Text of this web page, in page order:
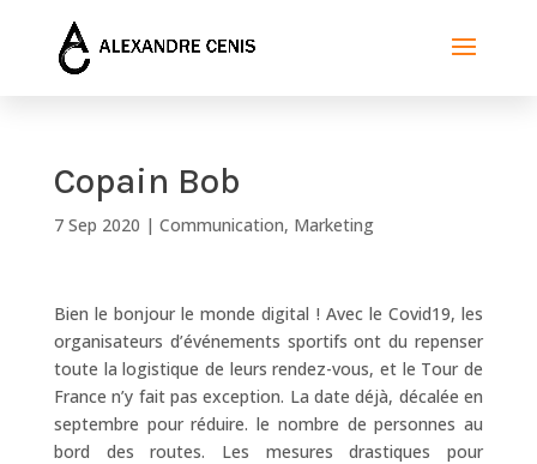
Copain Bob
7 Sep 2020 | Communication, Marketing
Bien le bonjour le monde digital ! Avec le Covid19, les
organisateurs d’événements sportifs ont du repenser
toute la logistique de leurs rendez-vous, et le Tour de
France n’y fait pas exception. La date déjà, décalée en
septembre pour réduire. le nombre de personnes au
bord des routes. Les mesures drastiques pour